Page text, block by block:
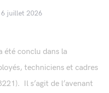
juillet 2026
été conclu dans la
techniciens et cadres
Il s’agit de l’avenant